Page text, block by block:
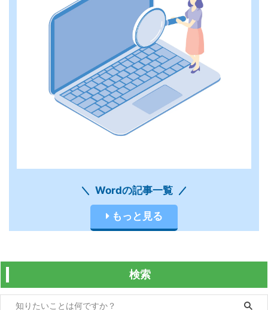
Wordの記事一覧
もっと見る
検索